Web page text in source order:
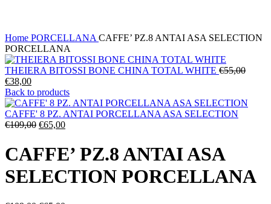
Home PORCELLANA CAFFE’ PZ.8 ANTAI ASA SELECTION
PORCELLANA
THEIERA BITOSSI BONE CHINA TOTAL WHITE €55,00Il
era:
€38,00Il
prezzo
attuale
è:
€38,00.
Back to products
CAFFE' 8 PZ. ANTAI PORCELLANA ASA SELECTION
€109,00 Il
originale
era:
€65,00Il
attuale
è:
CAFFE’ PZ.8 ANTAI ASA
SELECTION PORCELLANA